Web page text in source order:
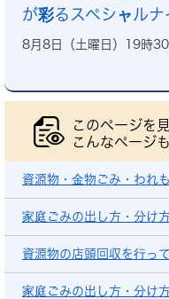
が彩るスペシャルナ
8月8日（土曜日）19時
このページを
こんなページ
資源物・金物ごみ・われ
家庭ごみの出し方・分け
資源物の店頭回収を行っ
家庭ごみの出し方・分け